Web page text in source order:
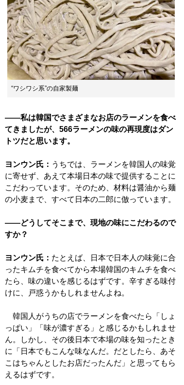
“ワシワシ系”の自家製麺
――私は韓国でさまざまなお店のラーメンを食べ
てきましたが、566ラーメンの味の再現度はダン
トツだと思います。
ヨンウン氏： うちでは、ラーメンを韓国人の味覚
に寄せず、あえて本場日本の味で提供することに
こだわっています。そのため、材料は醤油から麺
の小麦まで、すべて日本の二郎に倣っています。
――どうしてそこまで、現地の味にこだわるので
すか？
ヨンウン氏： たとえば、日本で日本人の味覚に合
ったキムチを食べてから本場韓国のキムチを食べ
たら、味の違いを感じるはずです。辛すぎる味付
けに、戸惑うかもしれませんよね。
韓国人がうちの店でラーメンを食べたら「しょ
っぱい」「味が濃すぎる」と感じるかもしれませ
ん。しかし、その後日本で本場の味を知ったとき
に「日本でもこんな味なんだ。だとしたら、あそ
こはちゃんとしたお店だったんだ」と思ってもら
えるはずです。